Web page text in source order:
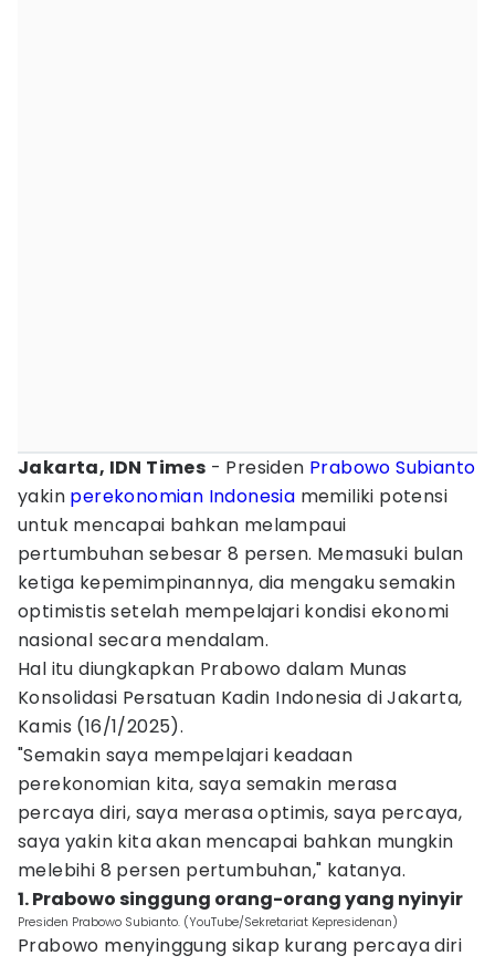
Jakarta, IDN Times - Presiden Prabowo Subianto
yakin perekonomian Indonesia memiliki potensi
untuk mencapai bahkan melampaui
pertumbuhan sebesar 8 persen. Memasuki bulan
ketiga kepemimpinannya, dia mengaku semakin
optimistis setelah mempelajari kondisi ekonomi
nasional secara mendalam.
Hal itu diungkapkan Prabowo dalam Munas
Konsolidasi Persatuan Kadin Indonesia di Jakarta,
Kamis (16/1/2025).
"Semakin saya mempelajari keadaan
perekonomian kita, saya semakin merasa
percaya diri, saya merasa optimis, saya percaya,
saya yakin kita akan mencapai bahkan mungkin
melebihi 8 persen pertumbuhan," katanya.
1. Prabowo singgung orang-orang yang nyinyir
Presiden Prabowo Subianto. (YouTube/Sekretariat Kepresidenan)
Prabowo menyinggung sikap kurang percaya diri